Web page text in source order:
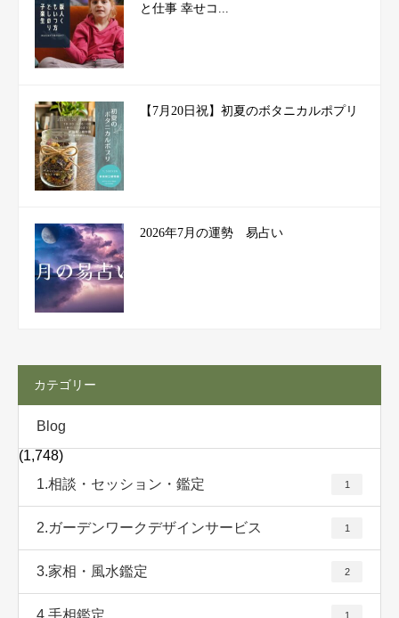
と仕事 幸せコ...
【7月20日祝】初夏のボタニカルポプリ
2026年7月の運勢 易占い
カテゴリー
Blog
(1,748)
1.相談・セッション・鑑定
1
2.ガーデンワークデザインサービス 1
3.家相・風水鑑定 2
4.手相鑑定 1